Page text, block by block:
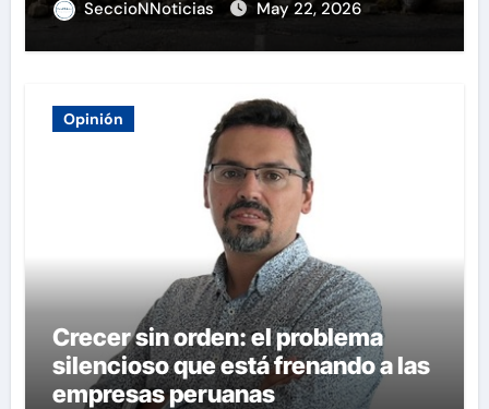
SeccioNNoticias May 22, 2026
Opinión
Crecer sin orden: el problema
silencioso que está frenando a las
empresas peruanas